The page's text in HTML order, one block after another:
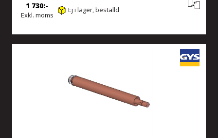
Exkl. moms
1 730 Ej i lager, beställd